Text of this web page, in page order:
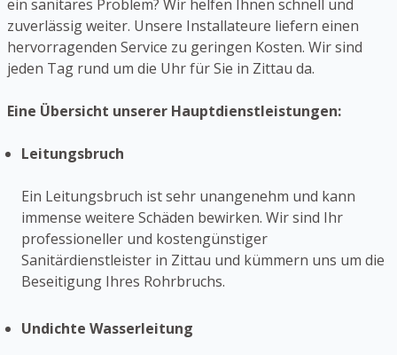
ein sanitäres Problem? Wir helfen Ihnen schnell und
zuverlässig weiter. Unsere Installateure liefern einen
hervorragenden Service zu geringen Kosten. Wir sind
jeden Tag rund um die Uhr für Sie in Zittau da.
Eine Übersicht unserer Hauptdienstleistungen:
Leitungsbruch
Ein Leitungsbruch ist sehr unangenehm und kann
immense weitere Schäden bewirken. Wir sind Ihr
professioneller und kostengünstiger
Sanitärdienstleister in Zittau und kümmern uns um die
Beseitigung Ihres Rohrbruchs.
Undichte Wasserleitung